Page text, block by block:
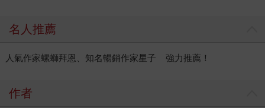
名人推薦
人氣作家螺螄拜恩、知名暢銷作家星子 強力推薦！
作者